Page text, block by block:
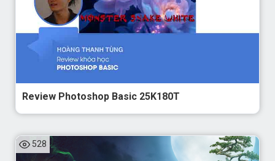
Review Photoshop Basic 25K180T
528